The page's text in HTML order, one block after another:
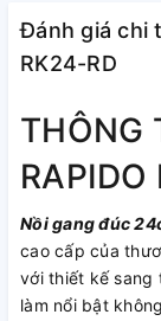
Đánh giá chi
RK24-RD
THÔNG
RAPIDO
Nồi gang đúc
cao cấp của
với thiết kế sang
làm nổi bật